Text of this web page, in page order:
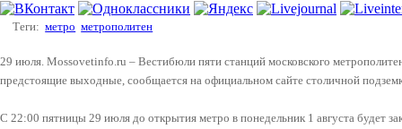
Теги: метро метрополитен
29 июля. Mossovetinfo.ru – Вестибюли пяти станций московского
предстоящие выходные, сообщается на официальном сайте столичной
С 22:00 пятницы 29 июля до открытия метро в понедельник 1 августа будет